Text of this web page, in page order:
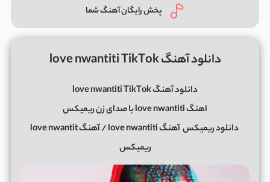
پخش رایگان آهنگ شما
دانلود آهنگ love nwantiti TikTok
دانلود آهنگ love nwantiti TikTok
اهنگ love nwantiti با صدای زن ریمیکس
دانلود ریمیکس
آهنگ love nwantiti / آهنگ love nwantit
ریمیکس